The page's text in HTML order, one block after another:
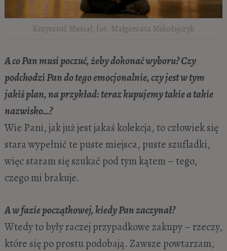
Krzysztof Musiał, fot. Małgorzata Mikołajczyk
A co Pan musi poczuć, żeby dokonać wyboru? Czy
podchodzi Pan do tego emocjonalnie, czy jest w tym
jakiś plan, na przykład: teraz kupujemy takie a takie
nazwisko…?
Wie Pani, jak już jest jakaś kolekcja, to człowiek się
stara wypełnić te puste miejsca, puste szufladki,
więc staram się szukać pod tym kątem – tego,
czego mi brakuje.
A w fazie początkowej, kiedy Pan zaczynał?
Wtedy to były raczej przypadkowe zakupy – rzeczy,
które się po prostu podobają. Zawsze powtarzam,